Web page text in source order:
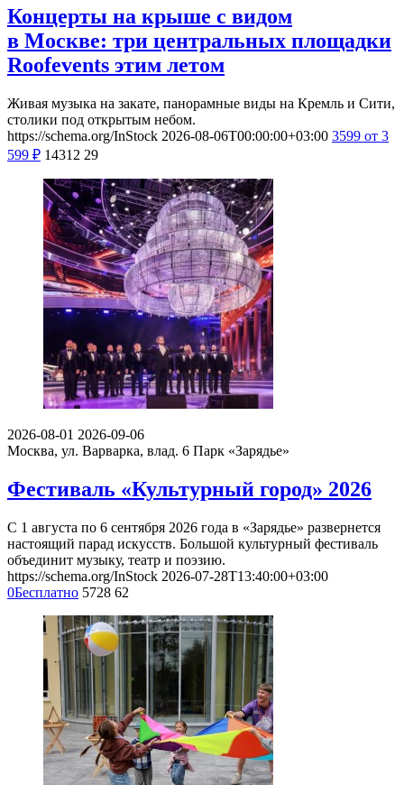
Концерты на крыше с видом
в Москве: три центральных площадки
Roofevents этим летом
Живая музыка на закате, панорамные виды на Кремль и Сити,
столики под открытым небом.
https://schema.org/InStock 2026-08-06T00:00:00+03:00 3599 от 3
599 ₽ 14312 29
2026-08-01 2026-09-06
Москва, ул. Варварка, влад. 6 Парк «Зарядье»
Фестиваль «Культурный город» 2026
С 1 августа по 6 сентября 2026 года в «Зарядье» развернется
настоящий парад искусств. Большой культурный фестиваль
объединит музыку, театр и поэзию.
https://schema.org/InStock 2026-07-28T13:40:00+03:00
0Бесплатно 5728 62